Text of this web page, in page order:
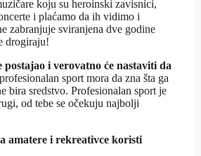
koju su heroinski zavisnici,
i plaćamo da ih vidimo i
zabranjuje sviranjena dve godine
drogiraju!
i verovatno će nastaviti da
sport mora da zna šta ga
bira sredstvo. Profesionalan sport je
od tebe se očekuju najbolji
amatere i rekreativce koristi